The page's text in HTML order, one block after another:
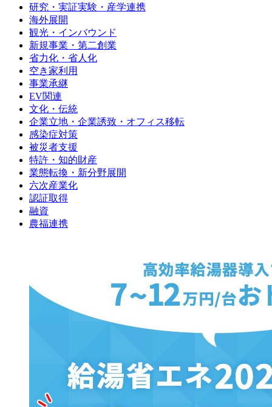
研究・実証実験・産学連携
海外展開
観光・インバウンド
新規事業・第二創業
省力化・省人化
空き家利用
事業承継
EV関連
文化・伝統
企業立地・企業誘致・オフィス移転
感染症対策
被災者支援
特許・知的財産
業態転換・新分野展開
六次産業化
認証取得
融資
農福連携